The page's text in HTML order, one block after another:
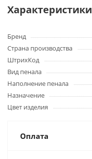
Характеристики
Бренд
Страна производства
ШтрихКод
Вид пенала
Наполнение пенала
Назначение
Цвет изделия
Оплата